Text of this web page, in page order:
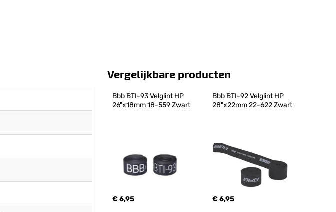
Vergelijkbare producten
Bbb BTI-93 Velglint HP
26"x18mm 18-559 Zwart
€ 6,95
Bbb BTI-92 Velglint HP
28"x22mm 22-622 Zwart
€ 6,95